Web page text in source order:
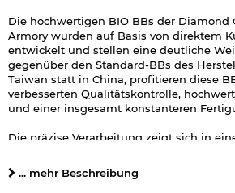
Die hochwertigen BIO BBs der Diamond
Armory wurden auf Basis von direktem
entwickelt und stellen eine deutliche
gegenüber den Standard-BBs des
Taiwan statt in China, profitieren diese
verbesserten Qualitätskontrolle,
und einer insgesamt konstanteren
Die präzise Verarbeitung zeigt sich in
nur +/- 0,01 mm sowie einer äußerst
Gewichtsabweichung von maximal +/-
... mehr Beschreibung